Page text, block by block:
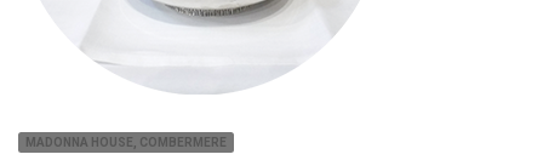
MADONNA HOUSE, COMBERMERE